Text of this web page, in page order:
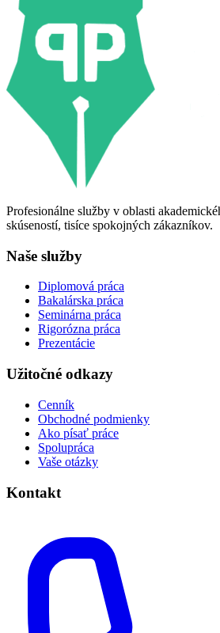
Profesionálne služby v oblasti
skúseností, tisíce spokojných zákazníkov.
Naše služby
Diplomová práca
Bakalárska práca
Seminárna práca
Rigorózna práca
Prezentácie
Užitočné odkazy
Cenník
Obchodné podmienky
Ako písať práce
Spolupráca
Vaše otázky
Kontakt